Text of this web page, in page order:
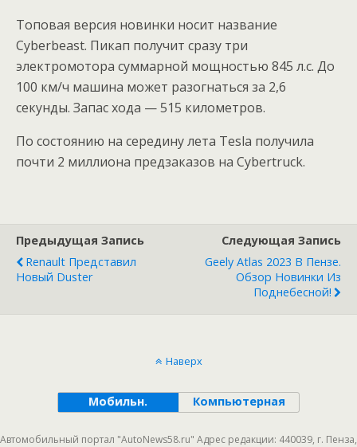
Топовая версия новинки носит название
Cyberbeast. Пикап получит сразу три
электромотора суммарной мощностью 845 л.с. До
100 км/ч машина может разогнаться за 2,6
секунды. Запас хода — 515 километров.
По состоянию на середину лета Tesla получила
почти 2 миллиона предзаказов на Cybertruck.
Предыдущая Запись
Renault Представил
Новый Duster
Следующая Запись
Geely Atlas 2023 В Пензе.
Обзор Новинки Из
Поднебесной!
Наверх
Мобильн. Компьютерная
Автомобильный портал "AutoNews58.ru" Адрес редакции: 440039, г. Пенза,